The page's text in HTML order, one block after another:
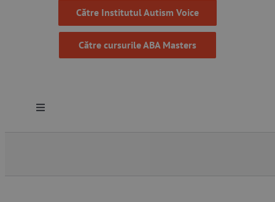
Către Institutul Autism Voice
Către cursurile ABA Masters
Toggle